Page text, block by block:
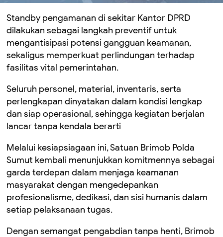
Standby pengamanan di sekitar Kantor DPRD
dilakukan sebagai langkah preventif untuk
mengantisipasi potensi gangguan keamanan,
sekaligus memperkuat perlindungan terhadap
fasilitas vital pemerintahan.
Seluruh personel, material, inventaris, serta
perlengkapan dinyatakan dalam kondisi lengkap
dan siap operasional, sehingga kegiatan berjalan
lancar tanpa kendala berarti
Melalui kesiapsiagaan ini, Satuan Brimob Polda
Sumut kembali menunjukkan komitmennya sebagai
garda terdepan dalam menjaga keamanan
masyarakat dengan mengedepankan
profesionalisme, dedikasi, dan sisi humanis dalam
setiap pelaksanaan tugas.
Dengan semangat pengabdian tanpa henti, Brimob